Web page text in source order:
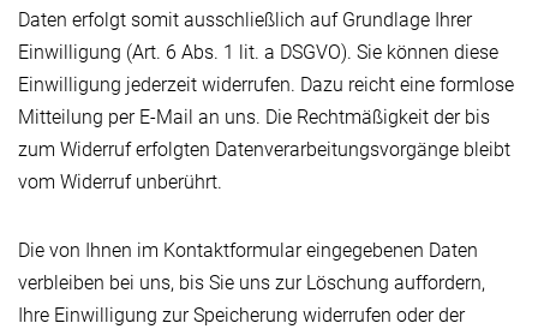
Daten erfolgt somit ausschließlich auf Grundlage Ihrer
Einwilligung (Art. 6 Abs. 1 lit. a DSGVO). Sie können diese
Einwilligung jederzeit widerrufen. Dazu reicht eine formlose
Mitteilung per E-Mail an uns. Die Rechtmäßigkeit der bis
zum Widerruf erfolgten Datenverarbeitungsvorgänge bleibt
vom Widerruf unberührt.
Die von Ihnen im Kontaktformular eingegebenen Daten
verbleiben bei uns, bis Sie uns zur Löschung auffordern,
Ihre Einwilligung zur Speicherung widerrufen oder der